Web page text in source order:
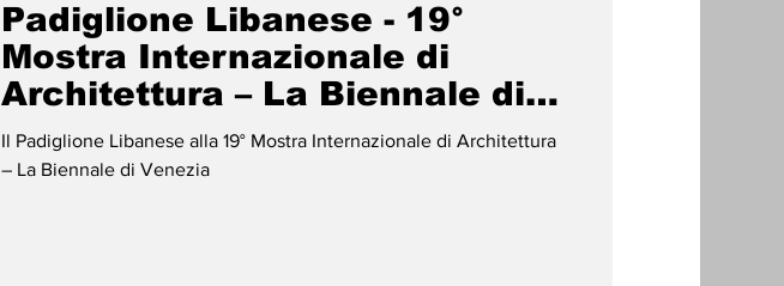
Padiglione Libanese - 19°
Mostra Internazionale di
Architettura – La Biennale di
Venezia
Il Padiglione Libanese alla 19° Mostra Internazionale di Architettura
– La Biennale di Venezia